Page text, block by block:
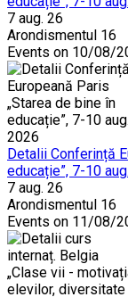
7 aug. 26
Arondismentul 16
Events on 10/08/
Detalii Conferință
educație”, 7-10
7 aug. 26
Arondismentul 16
Events on 11/08/